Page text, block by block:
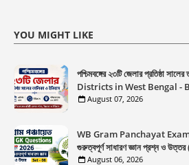
YOU MIGHT LIKE
পশ্চিমবঙ্গের ২৩টি জেলার প্রতিষ্ঠা
Districts in West Bengal -
August 07, 2026
WB Gram Panchayat
গুরুত্বপূর্ণ সাধারণ জ্ঞান প্রশ্ন ও
August 06, 2026